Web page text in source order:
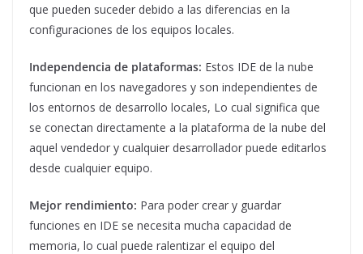
que pueden suceder debido a las diferencias en la
configuraciones de los equipos locales.
Independencia de plataformas: Estos IDE de la nube
funcionan en los navegadores y son independientes de
los entornos de desarrollo locales, Lo cual significa que
se conectan directamente a la plataforma de la nube del
aquel vendedor y cualquier desarrollador puede editarlos
desde cualquier equipo.
Mejor rendimiento: Para poder crear y guardar
funciones en IDE se necesita mucha capacidad de
memoria, lo cual puede ralentizar el equipo del